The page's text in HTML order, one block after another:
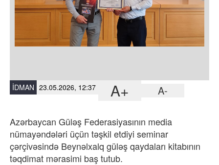
İDMAN 23.05.2026, 12:37 A+ A-
Azərbaycan Güləş Federasiyasının media
nümayəndələri üçün təşkil etdiyi seminar
çərçivəsində Beynəlxalq güləş qaydaları kitabının
təqdimat mərasimi baş tutub.